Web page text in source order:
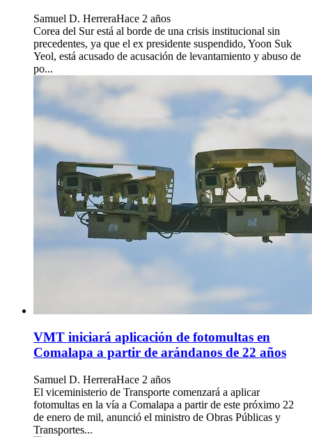
Samuel D. HerreraHace 2 años
Corea del Sur está al borde de una crisis institucional sin
precedentes, ya que el ex presidente suspendido, Yoon Suk
Yeol, está acusado de acusación de levantamiento y abuso de
po...
VMT iniciará aplicación de fotomultas en
Comalapa a partir de arándanos de 22 años
Samuel D. HerreraHace 2 años
El viceministerio de Transporte comenzará a aplicar
fotomultas en la vía a Comalapa a partir de este próximo 22
de enero de mil, anunció el ministro de Obras Públicas y
Transportes...